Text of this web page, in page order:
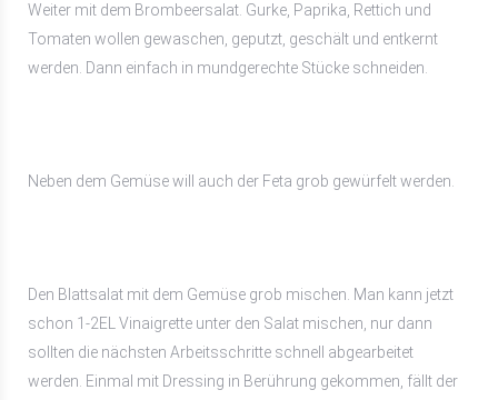
Weiter mit dem Brombeersalat. Gurke, Paprika, Rettich und
Tomaten wollen gewaschen, geputzt, geschält und entkernt
werden. Dann einfach in mundgerechte Stücke schneiden.
Neben dem Gemüse will auch der Feta grob gewürfelt werden.
Den Blattsalat mit dem Gemüse grob mischen. Man kann jetzt
schon 1-2EL Vinaigrette unter den Salat mischen, nur dann
sollten die nächsten Arbeitsschritte schnell abgearbeitet
werden. Einmal mit Dressing in Berührung gekommen, fällt der